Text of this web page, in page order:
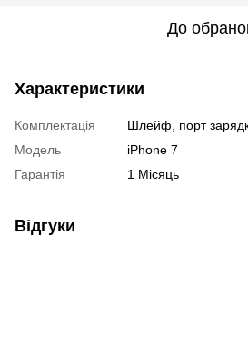
До
Характеристики
Комплектація
Шлейф, порт
Модель
iPhone 7
Гарантія
1 Місяць
Відгуки